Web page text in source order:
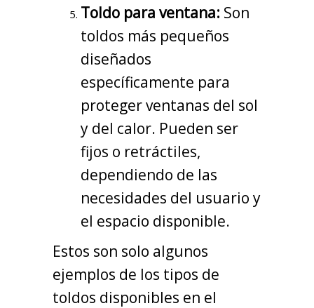
Toldo para ventana: Son
toldos más pequeños
diseñados
específicamente para
proteger ventanas del sol
y del calor. Pueden ser
fijos o retráctiles,
dependiendo de las
necesidades del usuario y
el espacio disponible.
Estos son solo algunos
ejemplos de los tipos de
toldos disponibles en el